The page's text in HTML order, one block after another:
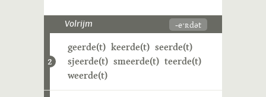
Volrijm -eˑʀdət
2
geerde(t) keerde(t) seerde(t)
sjeerde(t) smeerde(t) teerde(t)
weerde(t)